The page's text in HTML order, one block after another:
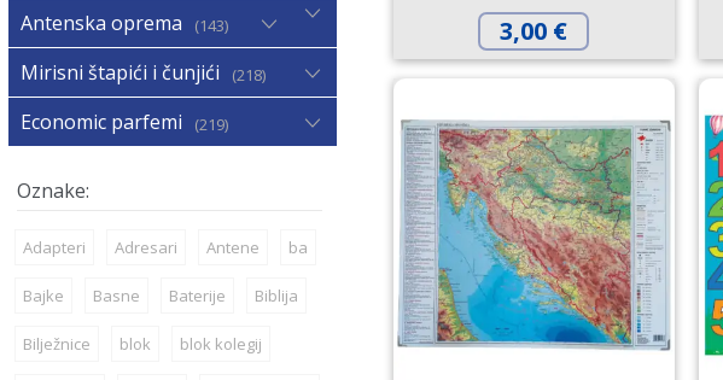
3,00 €
Antenska oprema 143
Mirisni štapići i čunjići 218
Economic parfemi 219
Adapteri Adresari Antene ba
Bajke Basne Baterije Biblija
Bilježnice blok blok kolegij